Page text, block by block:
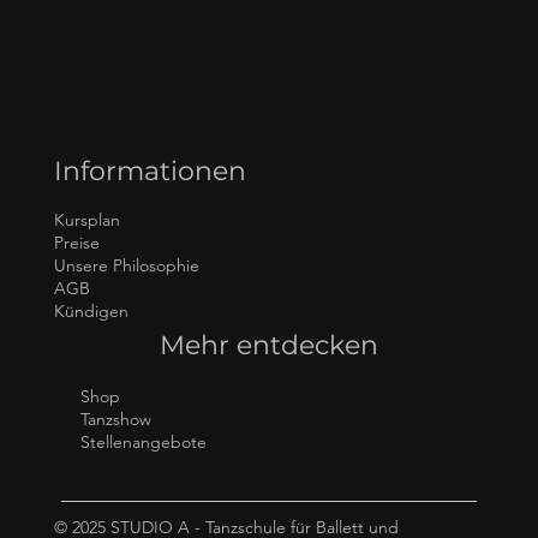
Informationen
Kursplan
Preise
Unsere Philosophie
AGB
Kündigen
Mehr entdecken
Shop
Tanzshow
Stellenangebote
© 2025 STUDIO A - Tanzschule für Ballett und